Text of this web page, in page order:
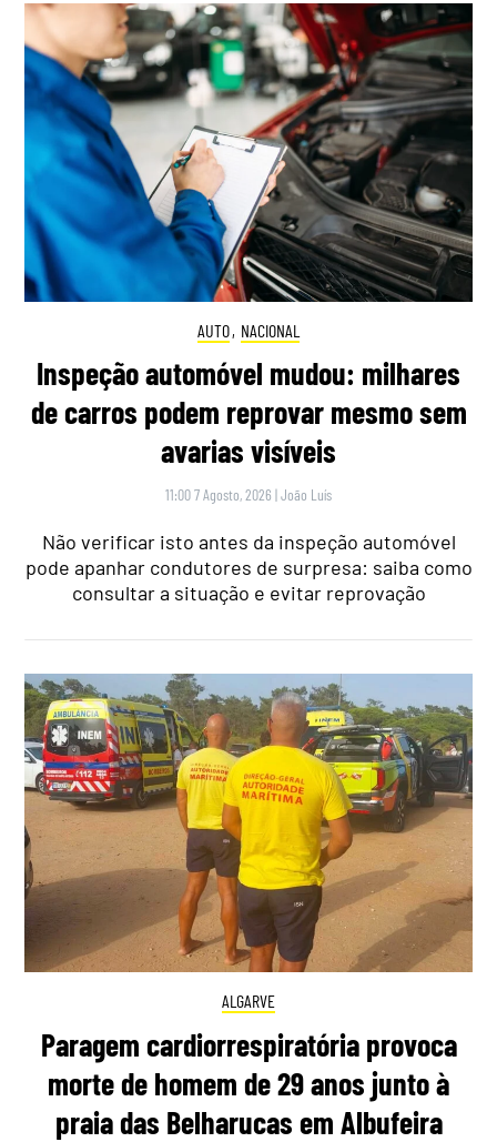
AUTO, NACIONAL
Inspeção automóvel mudou: milhares
de carros podem reprovar mesmo sem
avarias visíveis
11:00 7 Agosto, 2026 |João Luís
Não verificar isto antes da inspeção automóvel
pode apanhar condutores de surpresa: saiba como
consultar a situação e evitar reprovação
ALGARVE
Paragem cardiorrespiratória provoca
morte de homem de 29 anos junto à
praia das Belharucas em Albufeira